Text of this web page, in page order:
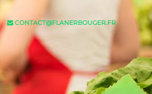
CONTACT@FLANERBOUGER.FR